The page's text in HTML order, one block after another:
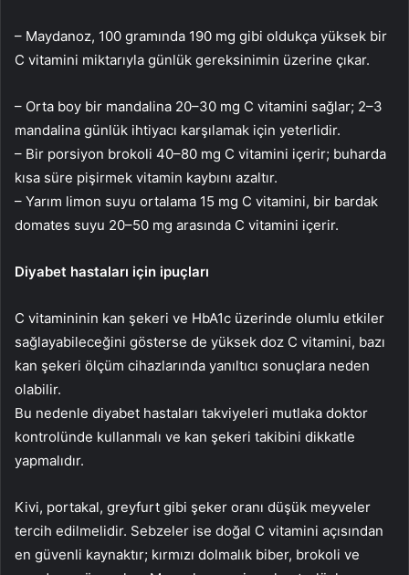
– Maydanoz, 100 gramında 190 mg gibi oldukça yüksek bir
C vitamini miktarıyla günlük gereksinimin üzerine çıkar.
– Orta boy bir mandalina 20–30 mg C vitamini sağlar; 2–3
mandalina günlük ihtiyacı karşılamak için yeterlidir.
– Bir porsiyon brokoli 40–80 mg C vitamini içerir; buharda
kısa süre pişirmek vitamin kaybını azaltır.
– Yarım limon suyu ortalama 15 mg C vitamini, bir bardak
domates suyu 20–50 mg arasında C vitamini içerir.
Diyabet hastaları için ipuçları
C vitamininin kan şekeri ve HbA1c üzerinde olumlu etkiler
sağlayabileceğini gösterse de yüksek doz C vitamini, bazı
kan şekeri ölçüm cihazlarında yanıltıcı sonuçlara neden
olabilir.
Bu nedenle diyabet hastaları takviyeleri mutlaka doktor
kontrolünde kullanmalı ve kan şekeri takibini dikkatle
yapmalıdır.
Kivi, portakal, greyfurt gibi şeker oranı düşük meyveler
tercih edilmelidir. Sebzeler ise doğal C vitamini açısından
en güvenli kaynaktır; kırmızı dolmalık biber, brokoli ve